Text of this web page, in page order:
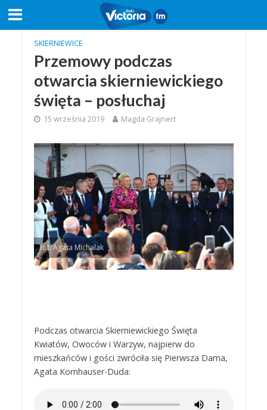
SKIERNIEWICE
Przemowy podczas
otwarcia skierniewickiego
święta – posłuchaj
15 września 2019 Magda Grajnert
fot. Agata Michalak
Podczas otwarcia Skierniewickiego Święta
Kwiatów, Owoców i Warzyw, najpierw do
mieszkańców i gości zwróciła się Pierwsza Dama,
Agata Kornhauser-Duda: